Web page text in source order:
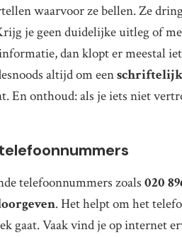
waarvoor ze bellen. Ze
je geen duidelijke uitleg of
dan klopt er meestal
altijd om een
En onthoud: als je iets niet
telefoonnummers zoals 020
. Het helpt om het
gaat. Vaak vind je op internet